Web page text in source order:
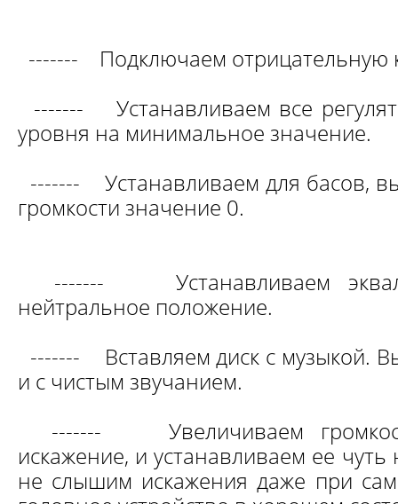
------- Подключаем отрицательную
-------Устанавливаем все
уровня на минимальное значение.
------- Устанавливаем для басов,
громкости значение 0.
------- Устанавливаем
нейтральное положение.
------- Вставляем диск с музыкой.
и с чистым звучанием.
------- Увеличиваем
искажение, и устанавливаем ее
не слышим искажения даже при